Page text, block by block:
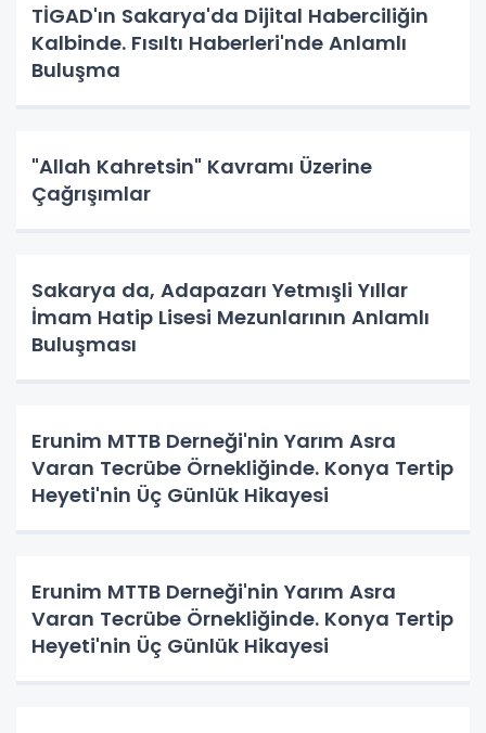
TİGAD'ın Sakarya'da Dijital Haberciliğin
Kalbinde. Fısıltı Haberleri'nde Anlamlı
Buluşma
"Allah Kahretsin" Kavramı Üzerine
Çağrışımlar
Sakarya da, Adapazarı Yetmışli Yıllar
İmam Hatip Lisesi Mezunlarının Anlamlı
Buluşması
Erunim MTTB Derneği'nin Yarım Asra
Varan Tecrübe Örnekliğinde. Konya Tertip
Heyeti'nin Üç Günlük Hikayesi
Erunim MTTB Derneği'nin Yarım Asra
Varan Tecrübe Örnekliğinde. Konya Tertip
Heyeti'nin Üç Günlük Hikayesi